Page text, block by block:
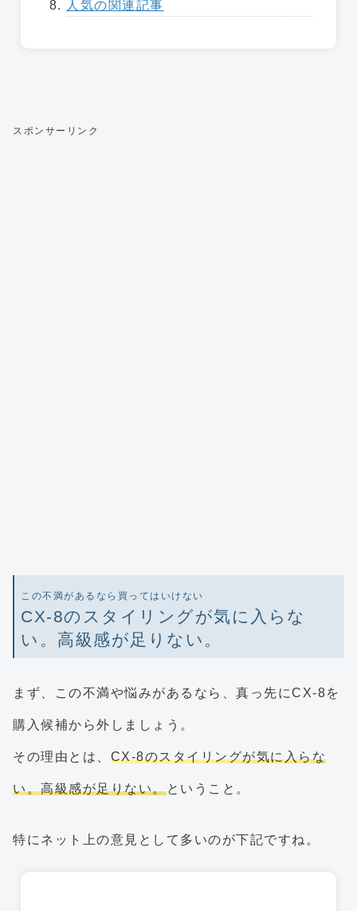
人気の関連記事
スポンサーリンク
この不満があるなら買ってはいけない
CX-8のスタイリングが気に入らな
い。高級感が足りない。
まず、この不満や悩みがあるなら、真っ先にCX-8を
購入候補から外しましょう。
その理由とは、 CX-8のスタイリングが気に入らな
い。高級感が足りない。ということ。
特にネット上の意見として多いのが下記ですね。